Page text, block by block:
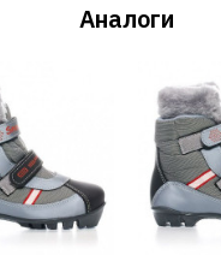
Аналоги